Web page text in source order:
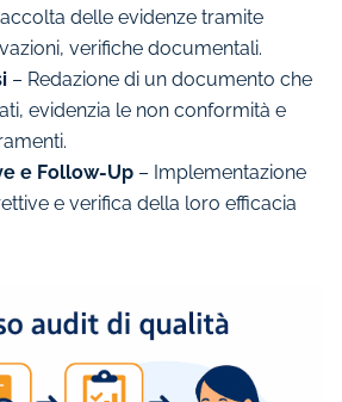
delle evidenze tramite
verifiche documentali.
– Redazione di un documento che
evidenzia le non conformità e
e Follow-Up – Implementazione
e verifica della loro efficacia